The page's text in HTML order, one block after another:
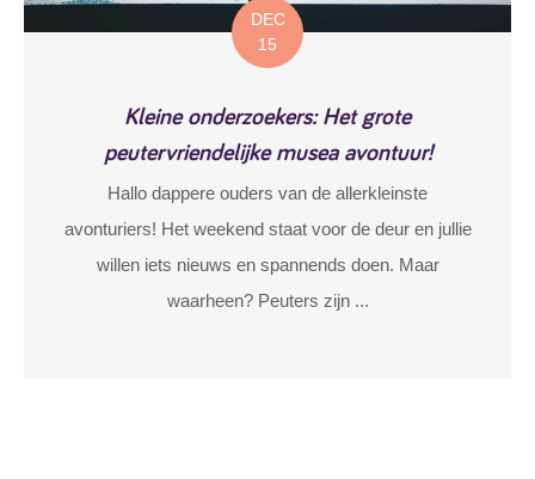
DEC
15
Kleine onderzoekers: Het grote
peutervriendelijke musea avontuur!
Hallo dappere ouders van de allerkleinste
avonturiers! Het weekend staat voor de deur en jullie
willen iets nieuws en spannends doen. Maar
waarheen? Peuters zijn ...